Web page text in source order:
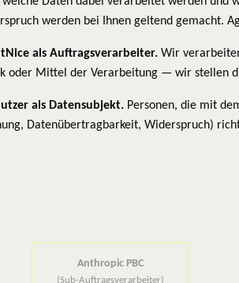
werden bei Ihnen geltend gemacht.
als Auftragsverarbeiter. Wir
oder Mittel der Verarbeitung — wir stellen
als Datensubjekt. Personen, die mit
Datenübertragbarkeit, Widerspruch)
Anthropic PBC
(Sub-Auftragsverarbeiter)